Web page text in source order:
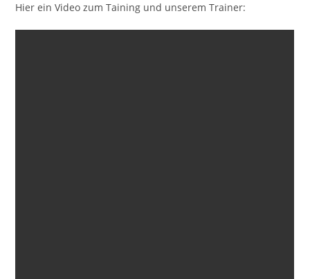
Hier ein Video zum Taining und unserem Trainer: